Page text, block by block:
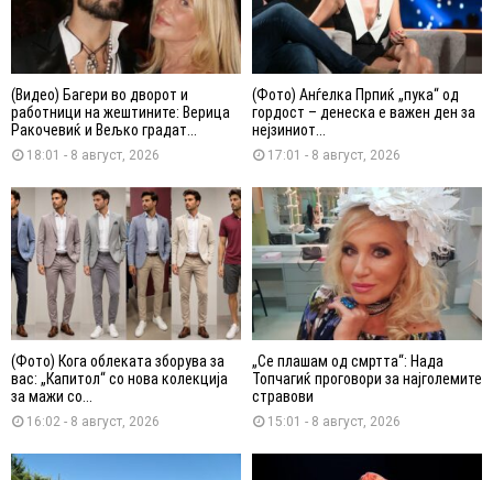
(Видео) Багери во дворот и
работници на жештините: Верица
Ракочевиќ и Вељко градат...
18:01 - 8 август, 2026
(Фото) Анѓелка Прпиќ „пука“ од
гордост – денеска е важен ден за
нејзиниот...
17:01 - 8 август, 2026
(Фото) Кога облеката зборува за
вас: „Капитол“ со нова колекција
за мажи со...
16:02 - 8 август, 2026
„Се плашам од смртта“: Нада
Топчагиќ проговори за најголемите
стравови
15:01 - 8 август, 2026